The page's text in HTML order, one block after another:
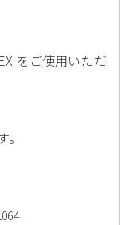
をご使用いただ